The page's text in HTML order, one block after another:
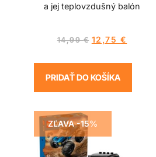
a jej teplovzdušný balón
14,99€ 12,75 €
PRIDAŤ DO KOŠÍKA
ZĽAVA -15%